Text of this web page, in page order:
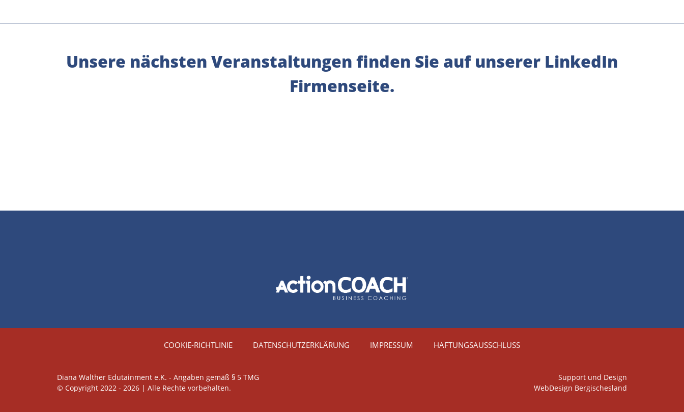
Unsere nächsten Veranstaltungen finden Sie auf unserer LinkedIn
Firmenseite.
COOKIE-RICHTLINIE DATENSCHUTZERKLÄRUNG IMPRESSUM HAFTUNGSAUSSCHLUSS
Diana Walther Edutainment e.K. - Angaben gemäß § 5 TMG
© Copyright 2022 - 2026 | Alle Rechte vorbehalten.
Support und Design
WebDesign Bergischesland